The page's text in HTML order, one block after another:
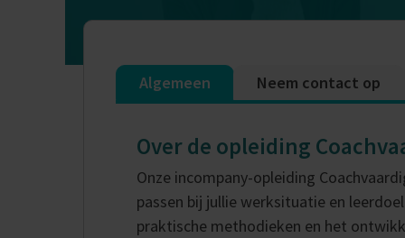
Algemeen Neem contact op
Over de opleiding
Onze incompany-opleiding
passen bij jullie werksituatie en
praktische methodieken en het